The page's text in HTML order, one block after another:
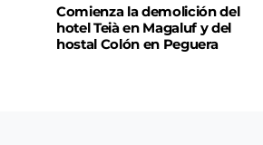
Comienza la demolición del
hotel Teià en Magaluf y del
hostal Colón en Peguera